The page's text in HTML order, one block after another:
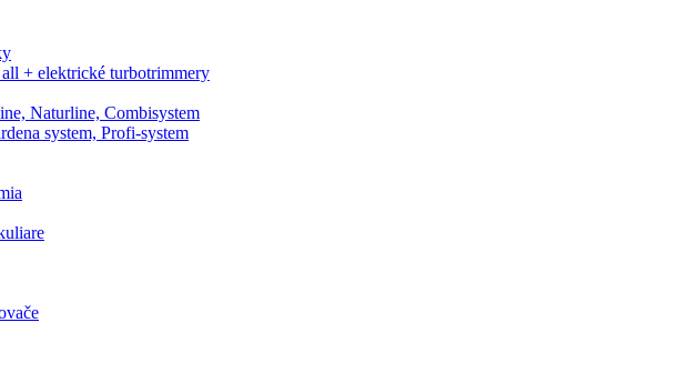
+ elektrické turbotrimmery
Naturline, Combisystem
system, Profi-system